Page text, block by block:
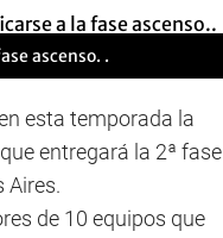
ascenso. .
esta temporada la
entregará la 2ª fase
Aires.
de 10 equipos que